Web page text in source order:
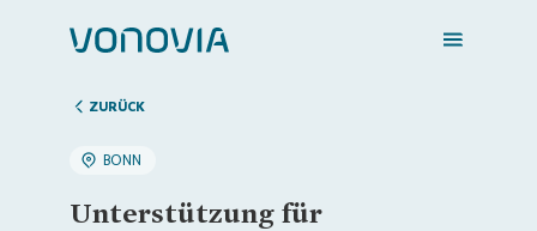
Zuhause finden
ZURÜCK
BONN
Unterstützung für